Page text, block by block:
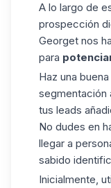
A lo largo de
prospección
Georget nos
para
Haz una
segmentación
tus leads
No dudes en
llegar a
sabido
Inicialmente,